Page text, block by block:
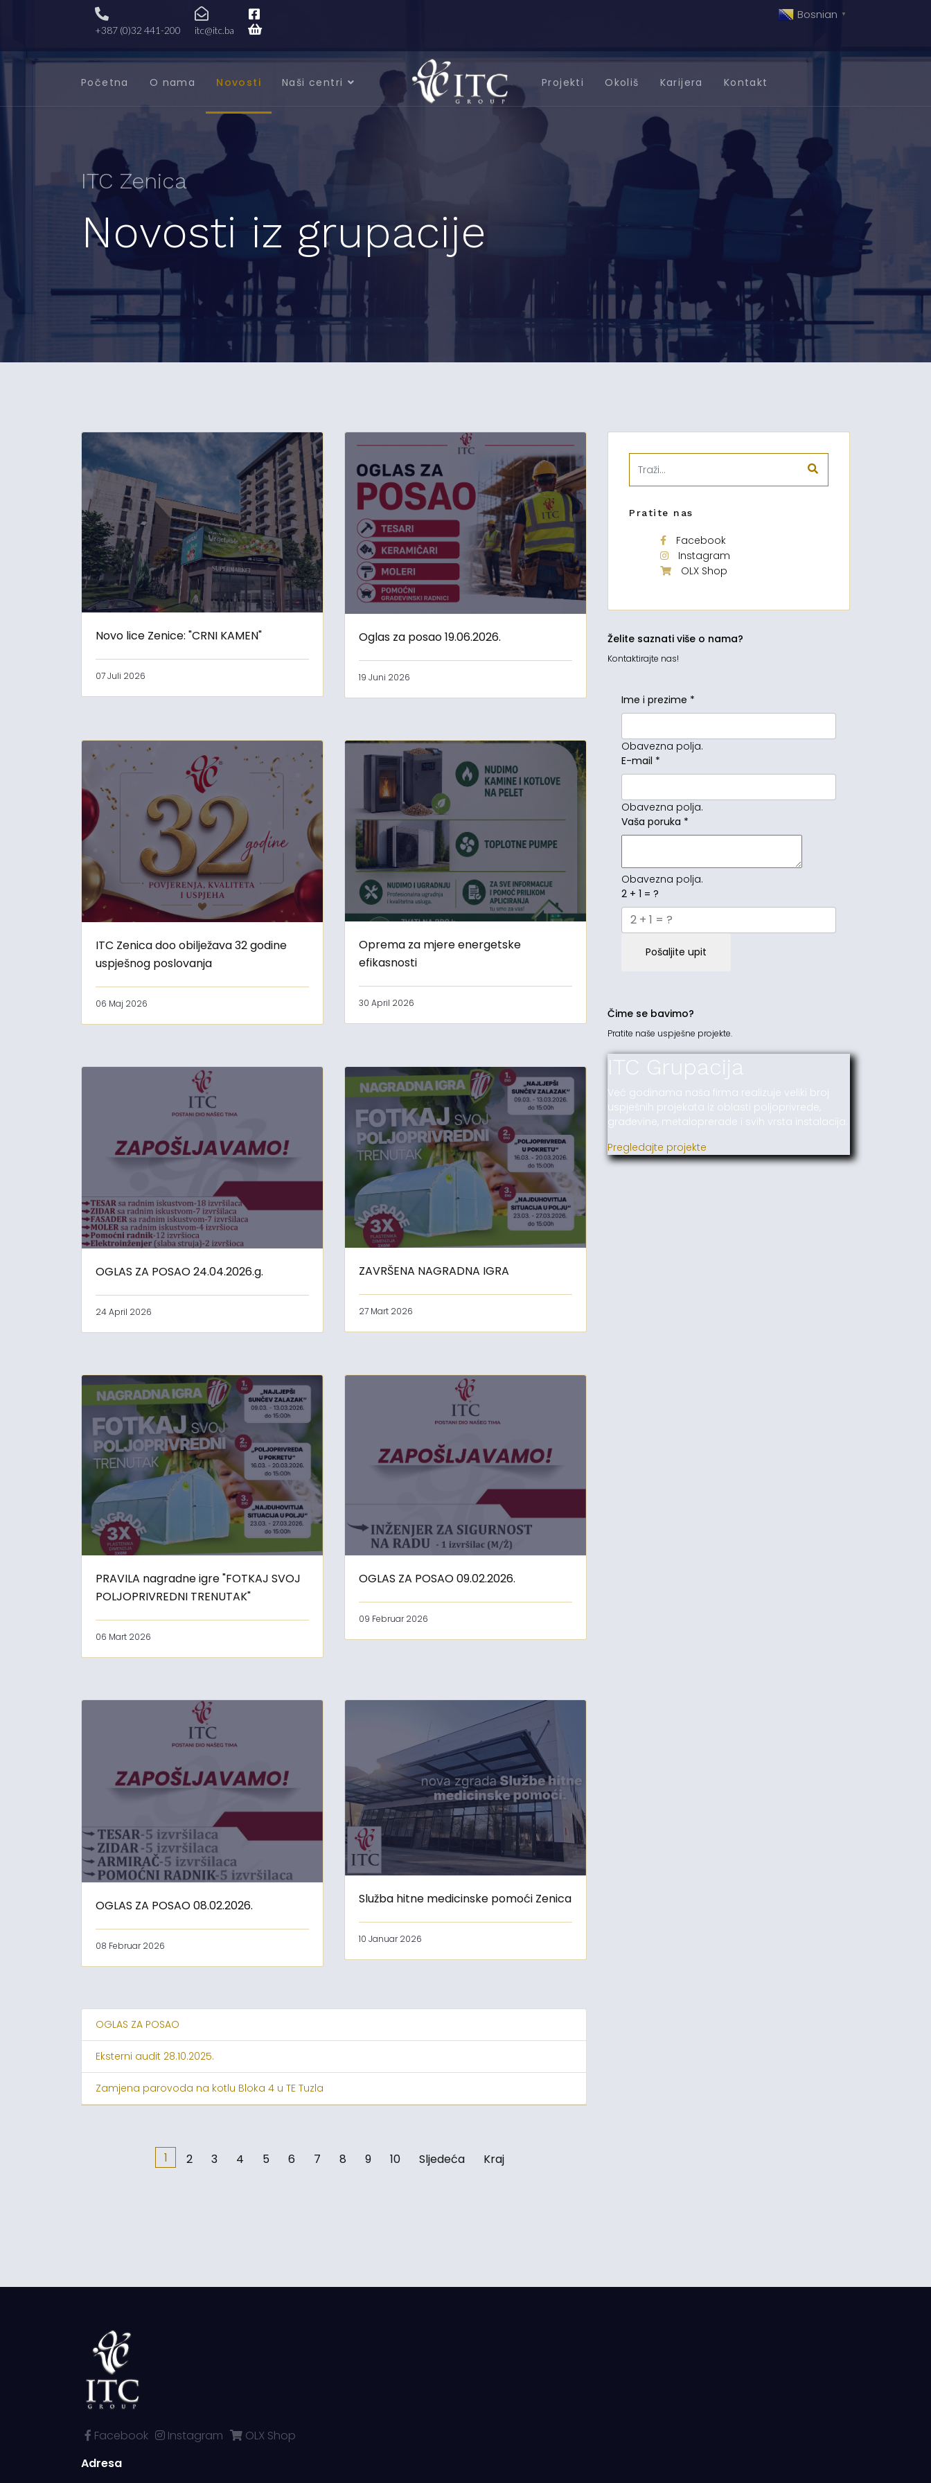
+387 (0)32 441-200 itc@itc.ba
Bosnian ▼
Početna O nama Novosti Naši centri Projekti Okoliš Karijera Kontakt
ITC Zenica
Novosti iz grupacije
Novo lice Zenice: "CRNI KAMEN"
07 Juli 2026
Oglas za posao 19.06.2026.
19 Juni 2026
ITC Zenica doo obilježava 32 godine
uspješnog poslovanja
06 Maj 2026
Oprema za mjere energetske
efikasnosti
30 April 2026
OGLAS ZA POSAO 24.04.2026.g.
24 April 2026
ZAVRŠENA NAGRADNA IGRA
27 Mart 2026
PRAVILA nagradne igre "FOTKAJ SVOJ
POLJOPRIVREDNI TRENUTAK"
06 Mart 2026
OGLAS ZA POSAO 09.02.2026.
09 Februar 2026
OGLAS ZA POSAO 08.02.2026.
08 Februar 2026
Služba hitne medicinske pomoći Zenica
10 Januar 2026
OGLAS ZA POSAO
Eksterni audit 28.10.2025.
Zamjena parovoda na kotlu Bloka 4 u TE Tuzla
1 2 3 4 5 6 7 8 9 10 Sljedeća Kraj
Pratite nas
Facebook
Instagram
OLX Shop
Želite saznati više o nama?
Kontaktirajte nas!
Ime i prezime *
Obavezna polja.
E-mail *
Obavezna polja.
Vaša poruka *
Obavezna polja.
2 + 1 = ?
Pošaljite upit
Čime se bavimo?
Pratite naše uspješne projekte.
ITC Grupacija
Već godinama naša firma realizuje veliki broj
uspješnih projekata iz oblasti poljoprivrede,
građevine, metaloprerade i svih vrsta instalacija.
Pregledajte projekte
Facebook Instagram
OLX Shop
Adresa